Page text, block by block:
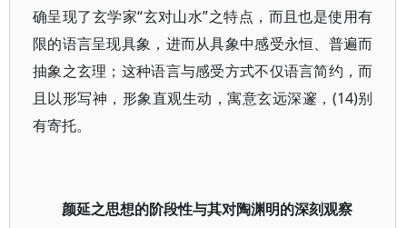
确呈现了玄学家“玄对山水”之特点，而且也是使用有
限的语言呈现具象，进而从具象中感受永恒、普遍而
抽象之玄理；这种语言与感受方式不仅语言简约，而
且以形写神，形象直观生动，寓意玄远深邃，(14)别
有寄托。
颜延之思想的阶段性与其对陶渊明的深刻观察